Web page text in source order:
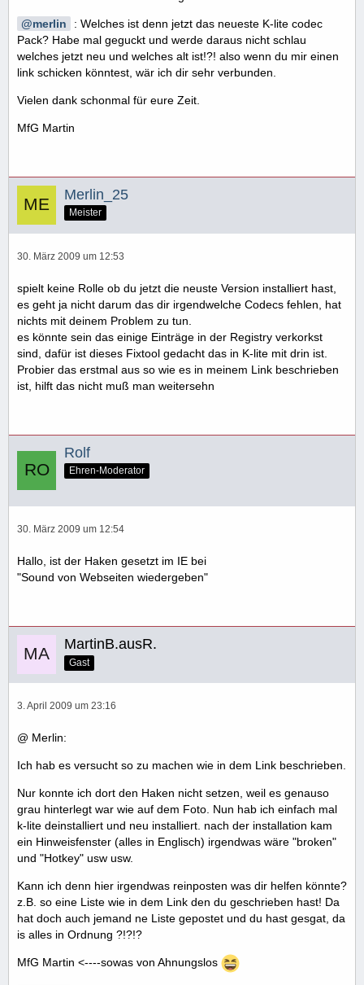
merlin
: Welches ist denn jetzt das neueste K-lite codec
Pack? Habe mal geguckt und werde daraus nicht schlau
welches jetzt neu und welches alt ist!?! also wenn du mir einen
link schicken könntest, wär ich dir sehr verbunden.
Vielen dank schonmal für eure Zeit.
MfG Martin
Merlin_25
Meister
30. März 2009 um 12:53
spielt keine Rolle ob du jetzt die neuste Version installiert hast,
es geht ja nicht darum das dir irgendwelche Codecs fehlen, hat
nichts mit deinem Problem zu tun.
es könnte sein das einige Einträge in der Registry verkorkst
sind, dafür ist dieses Fixtool gedacht das in K-lite mit drin ist.
Probier das erstmal aus so wie es in meinem Link beschrieben
ist, hilft das nicht muß man weitersehn
Rolf
Ehren-Moderator
30. März 2009 um 12:54
Hallo, ist der Haken gesetzt im IE bei
"Sound von Webseiten wiedergeben"
MartinB.ausR.
Gast
3. April 2009 um 23:16
@ Merlin:
Ich hab es versucht so zu machen wie in dem Link beschrieben.
Nur konnte ich dort den Haken nicht setzen, weil es genauso
grau hinterlegt war wie auf dem Foto. Nun hab ich einfach mal
k-lite deinstalliert und neu installiert. nach der installation kam
ein Hinweisfenster (alles in Englisch) irgendwas wäre "broken"
und "Hotkey" usw usw.
Kann ich denn hier irgendwas reinposten was dir helfen könnte?
z.B. so eine Liste wie in dem Link den du geschrieben hast! Da
hat doch auch jemand ne Liste gepostet und du hast gesgat, da
is alles in Ordnung ?!?!?
MfG Martin <----sowas von Ahnungslos